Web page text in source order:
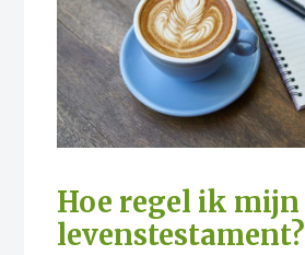
Hoe regel ik mijn
levenstestament?